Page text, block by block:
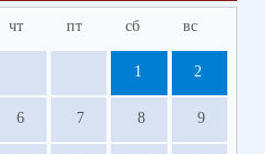
чт пт сб вс
1 2
6 7 8 9